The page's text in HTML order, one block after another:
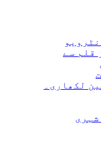
قلم سے
لکھاری۔
شہری